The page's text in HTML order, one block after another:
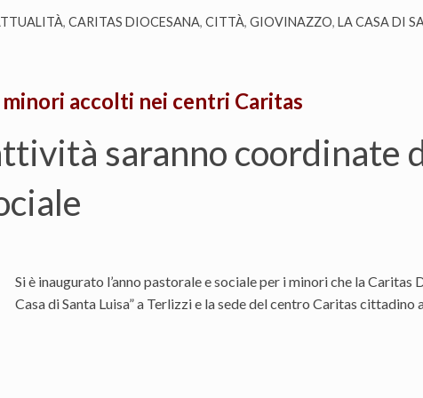
, CARITAS DIOCESANA, CITTÀ, GIOVINAZZO, LA CASA DI
minori accolti nei centri Caritas
saranno coordinate
Si è inaugurato l’anno pastorale e sociale per i minori che la
Casa di Santa Luisa” a Terlizzi e la sede del centro Caritas cittadino